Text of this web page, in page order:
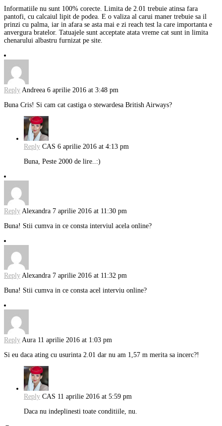
Informatiile nu sunt 100% corecte. Limita de 2.01 trebuie atinsa fara
pantofi, cu calcaiul lipit de podea. E o valiza al carui maner trebuie sa il
prinzi cu palma, iar in afara se asta mai e zi reach test la care importanta e
anvergura bratelor. Tatuajele sunt acceptate atata vreme cat sunt in limita
chenarului albastru furnizat pe site.
Reply Andreea 6 aprilie 2016 at 3:48 pm
Buna Cris! Si cam cat castiga o stewardesa British Airways?
Reply CAS 6 aprilie 2016 at 4:13 pm
Buna, Peste 2000 de lire..:)
Reply Alexandra 7 aprilie 2016 at 11:30 pm
Buna! Stii cumva in ce consta interviul acela online?
Reply Alexandra 7 aprilie 2016 at 11:32 pm
Buna! Stii cumva in ce consta acel interviu online?
Reply Aura 11 aprilie 2016 at 1:03 pm
Si eu daca ating cu usurinta 2.01 dar nu am 1,57 m merita sa incerc?!
Reply CAS 11 aprilie 2016 at 5:59 pm
Daca nu indeplinesti toate conditiile, nu.